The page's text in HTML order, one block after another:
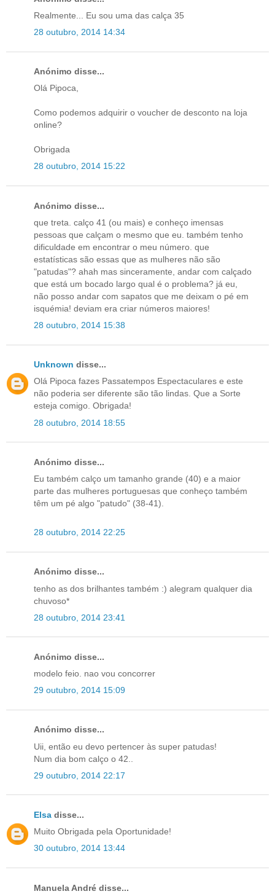
Realmente... Eu sou uma das calça 35
28 outubro, 2014 14:34
Anónimo disse...
Olá Pipoca,
Como podemos adquirir o voucher de desconto na loja
online?
Obrigada
28 outubro, 2014 15:22
Anónimo disse...
que treta. calço 41 (ou mais) e conheço imensas
pessoas que calçam o mesmo que eu. também tenho
dificuldade em encontrar o meu número. que
estatísticas são essas que as mulheres não são
"patudas"? ahah mas sinceramente, andar com calçado
que está um bocado largo qual é o problema? já eu,
não posso andar com sapatos que me deixam o pé em
isquémia! deviam era criar números maiores!
28 outubro, 2014 15:38
Unknown disse...
Olá Pipoca fazes Passatempos Espectaculares e este
não poderia ser diferente são tão lindas. Que a Sorte
esteja comigo. Obrigada!
28 outubro, 2014 18:55
Anónimo disse...
Eu também calço um tamanho grande (40) e a maior
parte das mulheres portuguesas que conheço também
têm um pé algo "patudo" (38-41).
28 outubro, 2014 22:25
Anónimo disse...
tenho as dos brilhantes também :) alegram qualquer dia
chuvoso*
28 outubro, 2014 23:41
Anónimo disse...
modelo feio. nao vou concorrer
29 outubro, 2014 15:09
Anónimo disse...
Uii, então eu devo pertencer às super patudas!
Num dia bom calço o 42..
29 outubro, 2014 22:17
Elsa disse...
Muito Obrigada pela Oportunidade!
30 outubro, 2014 13:44
Manuela André disse...